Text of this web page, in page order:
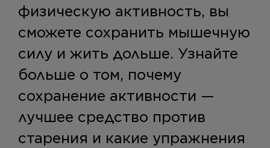
физическую активность, вы
сможете сохранить мышечную
силу и жить дольше. Узнайте
больше о том, почему
сохранение активности —
лучшее средство против
старения и какие упражнения